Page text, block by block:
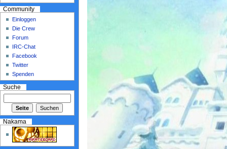
Community
Einloggen
Die Crew
Forum
IRC-Chat
Facebook
Twitter
Spenden
Suche
Nakama